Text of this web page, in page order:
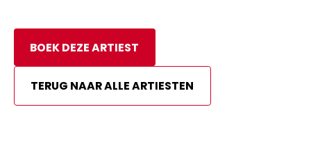
BOEK DEZE ARTIEST
TERUG NAAR ALLE ARTIESTEN